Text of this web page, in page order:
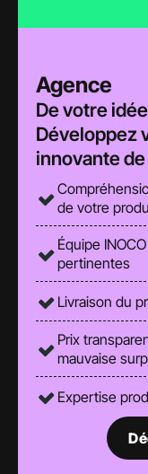
Agence
De votre
Développez
innovante de
de votre
Équipe
pertinentes
Livraison du
Prix
mauvaise
Expertise